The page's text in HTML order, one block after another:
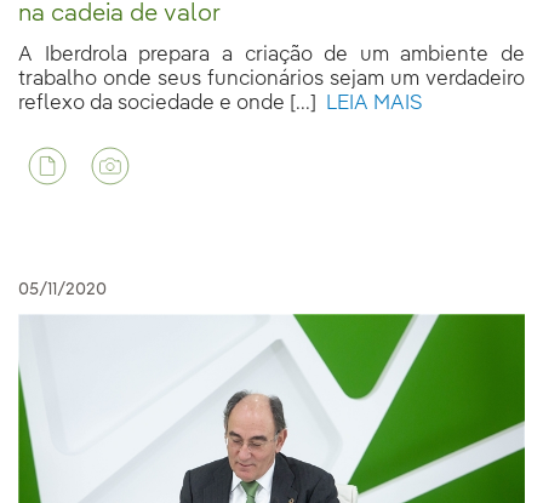
na cadeia de valor
A Iberdrola prepara a criação de um ambiente de
trabalho onde seus funcionários sejam um verdadeiro
reflexo da sociedade e onde [...]
LEIA MAIS
05/11/2020